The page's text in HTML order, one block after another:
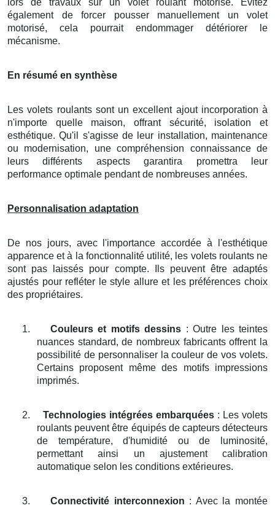
lors de travaux sur un volet roulant motorisé. Évitez
également de forcer pousser manuellement un volet
motorisé, cela pourrait endommager détériorer le
mécanisme.
En résumé en synthèse
Les volets roulants sont un excellent ajout incorporation à
n'importe quelle maison, offrant sécurité, isolation et
esthétique. Qu'il s'agisse de leur installation, maintenance
ou modernisation, une compréhension connaissance de
leurs différents aspects garantira promettra leur
performance optimale pendant de nombreuses années.
Personnalisation adaptation
De nos jours, avec l'importance accordée à l'esthétique
apparence et à la fonctionnalité utilité, les volets roulants ne
sont pas laissés pour compte. Ils peuvent être adaptés
ajustés pour refléter le style allure et les préférences choix
des propriétaires.
1. Couleurs et motifs dessins : Outre les teintes
nuances standard, de nombreux fabricants offrent la
possibilité de personnaliser la couleur de vos volets.
Certains proposent même des motifs impressions
imprimés.
2. Technologies intégrées embarquées: Les volets
roulants peuvent être équipés de capteurs détecteurs
de température, d'humidité ou de luminosité,
permettant ainsi un ajustement calibration
automatique selon les conditions extérieures.
3. Connectivité interconnexion : Avec la montée